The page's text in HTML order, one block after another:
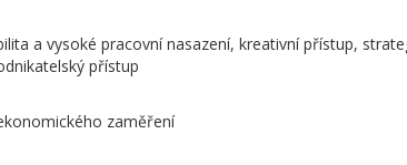
a vysoké pracovní nasazení, kreativní přístup,
přístup
zaměření